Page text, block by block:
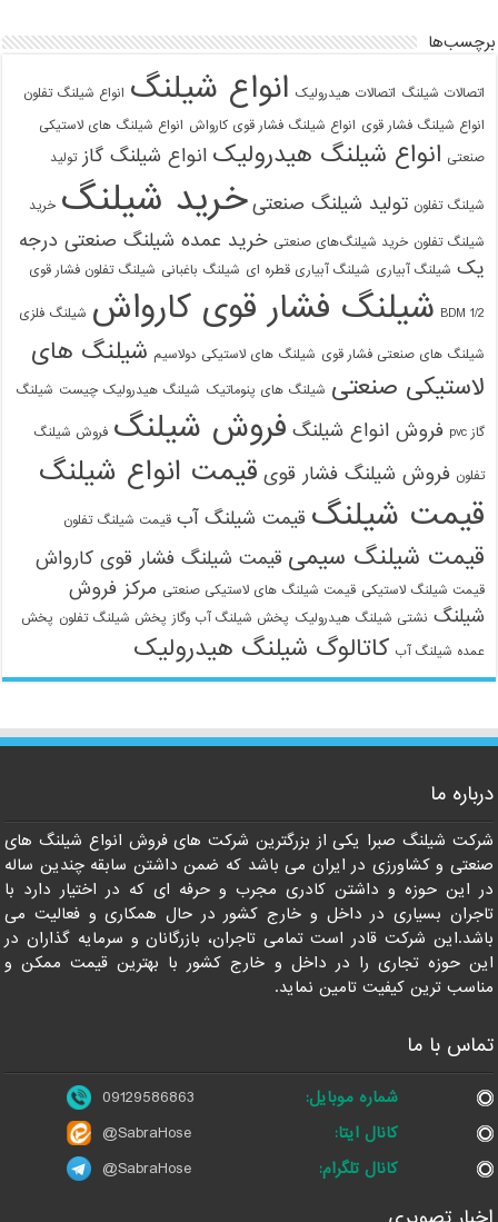
برچسب‌ها
اتصالات شیلنگ اتصالات هیدرولیک انواع شیلنگ انواع شیلنگ تفلون
انواع شیلنگ فشار قوی انواع شیلنگ فشار قوی کارواش انواع شیلنگ های لاستیکی
صنعتی انواع شیلنگ هیدرولیک انواع شیلنگ گاز تولید
شیلنگ تفلون تولید شیلنگ صنعتی خرید شیلنگ خرید
شیلنگ تفلون خرید شیلنگ‌های صنعتی خرید عمده شیلنگ صنعتی درجه
یک شیلنگ آبیاری شیلنگ آبیاری قطره ای شیلنگ باغبانی شیلنگ تفلون فشار قوی
1/2 BDM شیلنگ فشار قوی کارواش شیلنگ فلزی
شیلنگ های صنعتی فشار قوی شیلنگ های لاستیکی دولاسیم شیلنگ های
لاستیکی صنعتی شیلنگ های پنوماتیک شیلنگ هیدرولیک چیست شیلنگ
گاز pvc فروش انواع شیلنگ فروش شیلنگ فروش شیلنگ
تفلون فروش شیلنگ فشار قوی قیمت انواع شیلنگ
قیمت شیلنگ قیمت شیلنگ آب قیمت شیلنگ تفلون
قیمت شیلنگ سیمی قیمت شیلنگ فشار قوی کارواش
قیمت شیلنگ لاستیکی قیمت شیلنگ های لاستیکی صنعتی مرکز فروش
شیلنگ نشتی شیلنگ هیدرولیک پخش شیلنگ آب وگاز پخش شیلنگ تفلون پخش
عمده شیلنگ آب کاتالوگ شیلنگ هیدرولیک
درباره ما
شرکت شیلنگ صبرا یکی از بزرگترین شرکت های فروش انواع شیلنگ های
صنعتی و کشاورزی در ایران می باشد که ضمن داشتن سابقه چندین ساله
در این حوزه و داشتن کادری مجرب و حرفه ای که در اختیار دارد با
تاجران بسیاری در داخل و خارج کشور در حال همکاری و فعالیت می
باشد.این شرکت قادر است تمامی تاجران، بازرگانان و سرمایه گذاران در
این حوزه تجاری را در داخل و خارج کشور با بهترین قیمت ممکن و
مناسب ترین کیفیت تامین نماید.
تماس با ما
شماره موبایل:
09129586863
کانال ایتا:
@SabraHose
کانال تلگرام:
@SabraHose